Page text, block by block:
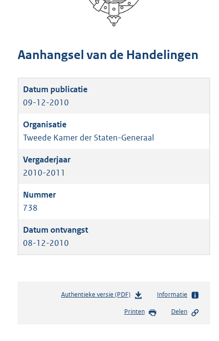
Aanhangsel van de Handelingen
09-12-2010
Tweede Kamer der Staten-Generaal
2010-2011
738
08-12-2010
Authentieke versie (PDF)b
s
Informatie
Printen Delen